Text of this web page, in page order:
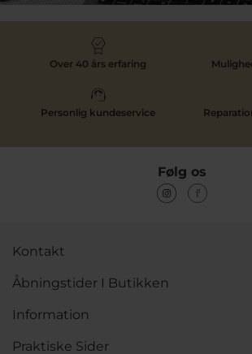
Over 40 års erfaring
Personlig kundeservice
Følg os
Kontakt
Åbningstider I Butikken
Information
Praktiske Sider